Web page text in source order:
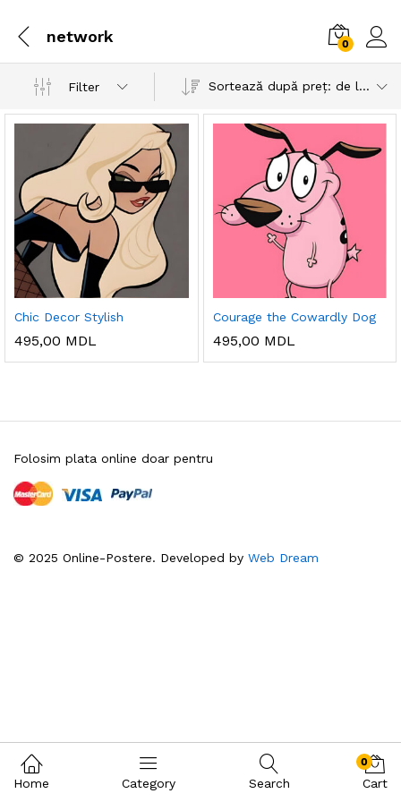
network 0
Filter Sortează după preț: de la mare la mic
Chic Decor Stylish
495,00 MDL
Courage the Cowardly Dog
495,00 MDL
© 2025 Online-Postere. Developed by Web Dream
Folosim plata online doar pentru
Home Category Search
0
Cart